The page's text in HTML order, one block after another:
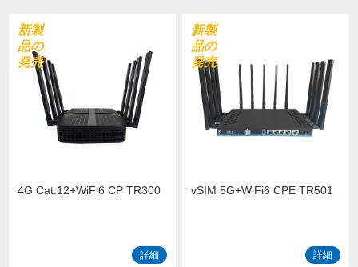
新製
品の
発売
4G Cat.12+WiFi6 CP TR300
詳細
新製
品の
発売
vSIM 5G+WiFi6 CPE TR501
詳細